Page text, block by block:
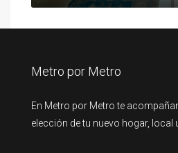
Metro por Metro
En Metro por Metro te
elección de tu nuevo hogar, local